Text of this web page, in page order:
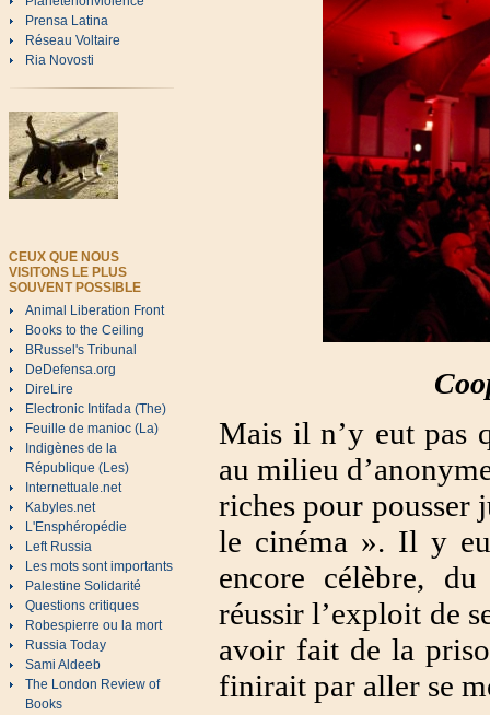
Prensa Latina
Réseau Voltaire
Ria Novosti
CEUX QUE NOUS
VISITONS LE PLUS
SOUVENT POSSIBLE
Animal Liberation Front
Books to the Ceiling
BRussel's Tribunal
DeDefensa.org
DireLire
Electronic Intifada (The)
Feuille de manioc (La)
Indigènes de la
République (Les)
Internettuale.net
Kabyles.net
L'Ensphéropédie
Left Russia
Les mots sont importants
Palestine Solidarité
Questions critiques
Robespierre ou la mort
Russia Today
Sami Aldeeb
The London Review of
Books
Mais il n’y eut pas
au milieu
riches pour pousser
le cinéma ». Il y
encore célèbre,
réussir l’exploit de
avoir fait de la
finirait par aller se